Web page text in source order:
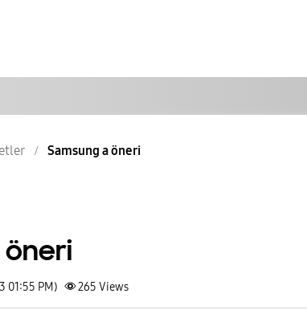
Samsung a öneri
öneri
01:55 PM) 265 Views